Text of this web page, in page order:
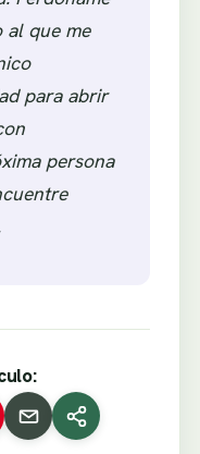
al que me
para abrir
persona